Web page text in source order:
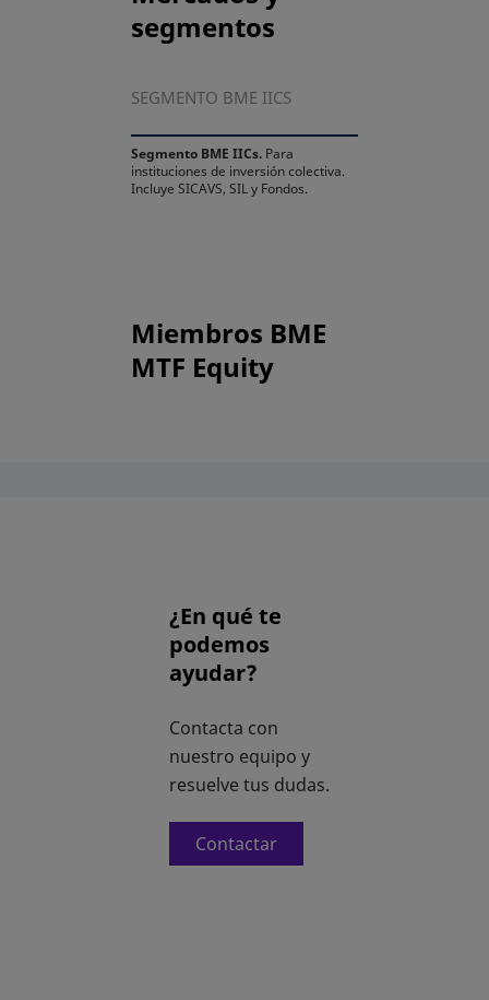
segmentos
SEGMENTO BME IICS
Segmento BME IICs. Para
instituciones de inversión colectiva.
Incluye SICAVS, SIL y Fondos.
Miembros BME
MTF Equity
¿En qué te
podemos
ayudar?
Contacta con
nuestro equipo y
resuelve tus dudas.
Contactar